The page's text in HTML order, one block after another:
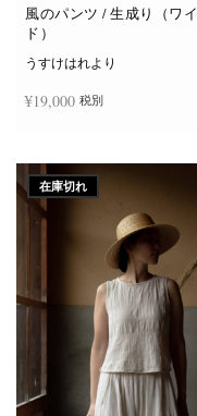
オ
ジ
選
択
で
き
ま
す
風のパンツ / 生成り（ワイ
ド）
うすけはれより
¥19,000 税別
在庫切れ